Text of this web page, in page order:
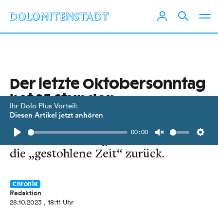
Ihr Dolo Plus Vorteil:
Diesen Artikel jetzt anhören
Play
00:00
Unmute
Der letzte Oktobersonntag
hat 25 Stunden
Die Uhren werden umgestellt und
die Winterzeit beginnt. Wir erhalten
die „gestohlene Zeit“ zurück.
Chronik
Redaktion
28.10.2023 , 18:11 Uhr